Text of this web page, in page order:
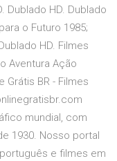
Dublado HD. Dublado
o Futuro 1985;
HD. Filmes
Aventura Ação
Grátis BR - Filmes
mundial, com
1930. Nosso portal
e filmes em